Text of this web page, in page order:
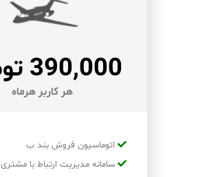
390,000 تومان
هر کاربر هرماه
اتوماسیون فروش بند ب
سامانه مدیریت ارتباط با مشتری